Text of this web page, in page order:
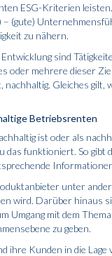
ESG-Kriterien
– (gute)
zu nähern.
sind
oder mehrere dieser
Gleiches gilt,
Betriebsrenten
ist oder als
das funktioniert. So
unter
wird. Darüber hinaus
Umgang mit dem
zu geben.
ihre Kunden in die